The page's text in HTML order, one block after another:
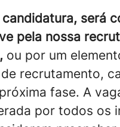
candidatura, será
pela nossa
ou por um
recrutamento,
fase. A
por todos os